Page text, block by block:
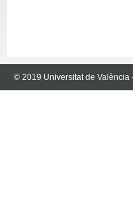
© 2019 Universitat de València